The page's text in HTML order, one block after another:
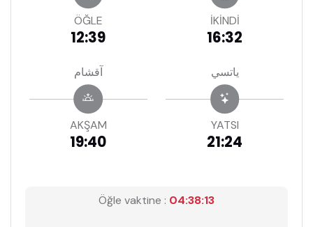
ÖĞLE
12:39
İKİNDİ
16:32
آقشام
AKŞAM
19:40
ياتسي
YATSI
21:24
Öğle vaktine : 04:38:13